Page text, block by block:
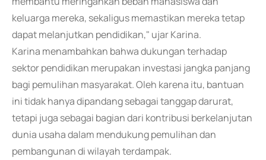
keluarga mereka, sekaligus memastikan mereka tetap
dapat melanjutkan pendidikan," ujar Karina.
Karina menambahkan bahwa dukungan terhadap
sektor pendidikan merupakan investasi jangka panjang
bagi pemulihan masyarakat. Oleh karena itu, bantuan
ini tidak hanya dipandang sebagai tanggap darurat,
tetapi juga sebagai bagian dari kontribusi berkelanjutan
dunia usaha dalam mendukung pemulihan dan
pembangunan di wilayah terdampak.